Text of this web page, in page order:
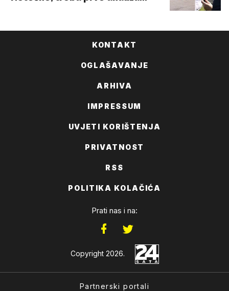
KONTAKT
OGLAŠAVANJE
ARHIVA
IMPRESSUM
UVJETI KORIŠTENJA
PRIVATNOST
RSS
POLITIKA KOLAČIĆA
Prati nas i na:
Copyright 2026.
Partnerski portali